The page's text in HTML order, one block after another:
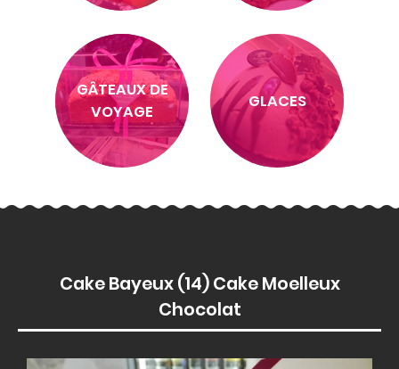
GÂTEAUX DE
VOYAGE
GLACES
Cake Bayeux (14) Cake Moelleux
Chocolat